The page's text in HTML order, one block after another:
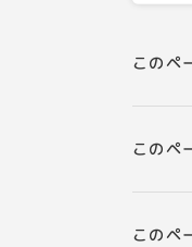
このペ
このペ
このペ